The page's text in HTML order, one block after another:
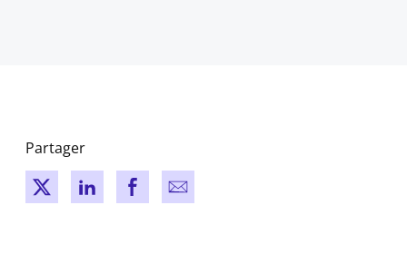
Partager
New windowNew window
New windowNew window